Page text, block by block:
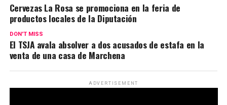
Cervezas La Rosa se promociona en la feria de
productos locales de la Diputación
DON'T MISS
El TSJA avala absolver a dos acusados de estafa en la
venta de una casa de Marchena
ADVERTISEMENT